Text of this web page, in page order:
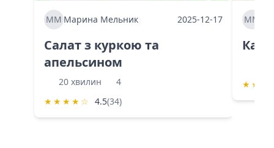
ММ Марина Мельник 2025-12-17
Салат з куркою та
апельсином
20 хвилин
4
★ ★ ★ ★ ☆ 4.5(34)
ММ
★ ★